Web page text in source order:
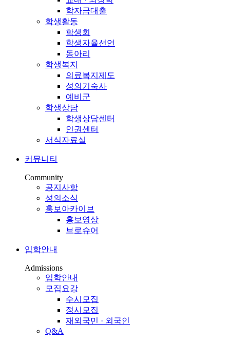
학자금대출
학생활동
학생회
학생자율선언
동아리
학생복지
의료복지제도
성의기숙사
예비군
학생상담
학생상담센터
인권센터
서식자료실
커뮤니티
Community
공지사항
성의소식
홍보아카이브
홍보영상
브로슈어
입학안내
Admissions
입학안내
모집요강
수시모집
정시모집
재외국민 · 외국인
Q&A